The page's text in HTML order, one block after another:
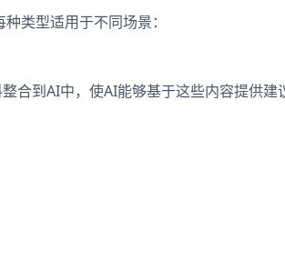
类型适用于不同场景：
合到AI中，使AI能够基于这些内容提供建